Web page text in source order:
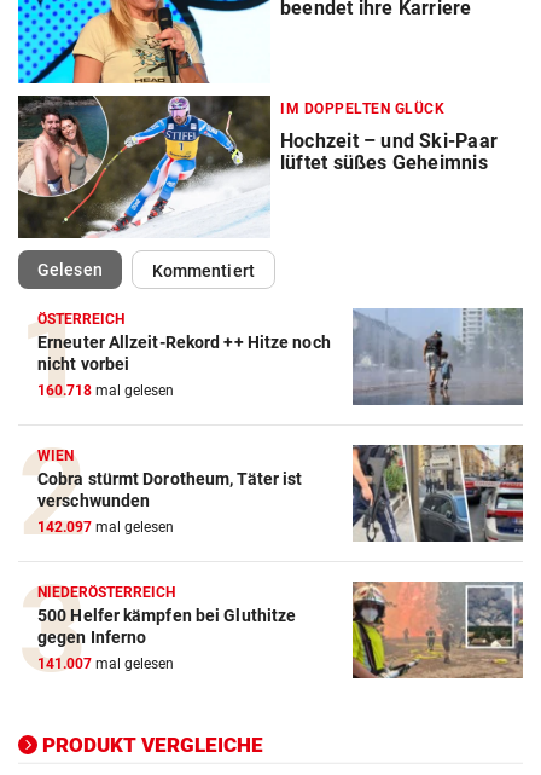
beendet ihre Karriere
IM DOPPELTEN GLÜCK
Hochzeit – und Ski-Paar
lüftet süßes Geheimnis
Gelesen(ausgewählt)Kommentiert
ÖSTERREICH
Erneuter Allzeit-Rekord ++ Hitze noch
nicht vorbei
160.718 mal gelesen
WIEN
Cobra stürmt Dorotheum, Täter ist
verschwunden
142.097 mal gelesen
NIEDERÖSTERREICH
500 Helfer kämpfen bei Gluthitze
gegen Inferno
141.007 mal gelesen
PRODUKT VERGLEICHE
Action-Cam Vergleich
ZUM VERGLEICH
Crosstrainer Vergleich
ZUM VERGLEICH
E-Bike Vergleich
ZUM VERGLEICH
Elektro-Scooter Vergleich
ZUM VERGLEICH
ZUM VERGLEICH